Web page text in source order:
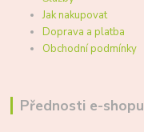
Jak nakupovat
Doprava a platba
Obchodní podmínky
Přednosti e-shopu